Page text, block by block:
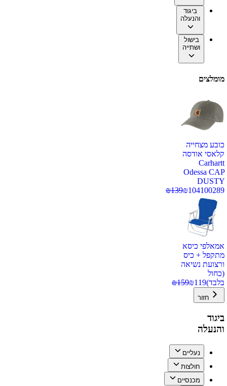
ביגוד
והנעלה
בישול
ושתייה
מומלצים
כובע מצחייה
קלאסי אודסה
Carhartt
Odessa CAP
DUSTY
100289
₪104
₪139
אמאלפי כיסא
מתקפל + כיס
ורצועת נשיאה
(כחול
בלבד)
₪119
₪159
חזור
ביגוד
והנעלה
נעליים
חולצות
מכנסיים